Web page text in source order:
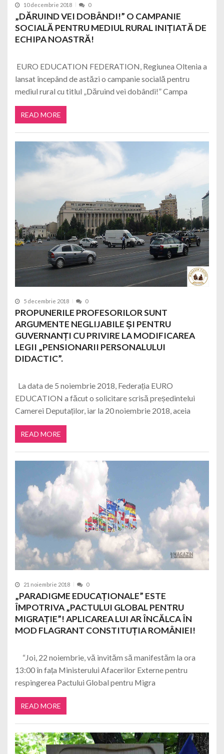
10 decembrie 2018 0
„DĂRUIND VEI DOBÂNDI!” O CAMPANIE
SOCIALĂ PENTRU MEDIUL RURAL INIȚIATĂ DE
ECHIPA NOASTRĂ!
EURO EDUCATION FEDERATION, Regiunea Oltenia a
lansat începând de astăzi o campanie socială pentru
mediul rural cu titlul „Dăruind vei dobândi!” Campa
READ MORE
5 decembrie 2018 0
PROPUNERILE PROFESORILOR SUNT
ARGUMENTE NEGLIJABILE ȘI PENTRU
GUVERNANȚI CU PRIVIRE LA MODIFICAREA
LEGII „PENSIONARII PERSONALULUI
DIDACTIC”.
La data de 5 noiembrie 2018, Federația EURO
EDUCATION a făcut o solicitare scrisă președintelui
Camerei Deputaților, iar la 20 noiembrie 2018, aceia
READ MORE
21 noiembrie 2018 0
„PARADIGME EDUCAȚIONALE” ESTE
ÎMPOTRIVA „PACTULUI GLOBAL PENTRU
MIGRAȚIE”! APLICAREA LUI AR ÎNCĂLCA ÎN
MOD FLAGRANT CONSTITUȚIA ROMÂNIEI!
“Joi, 22 noiembrie, vă invităm să manifestăm la ora
13:00 în fața Ministerului Afacerilor Externe pentru
respingerea Pactului Global pentru Migra
READ MORE